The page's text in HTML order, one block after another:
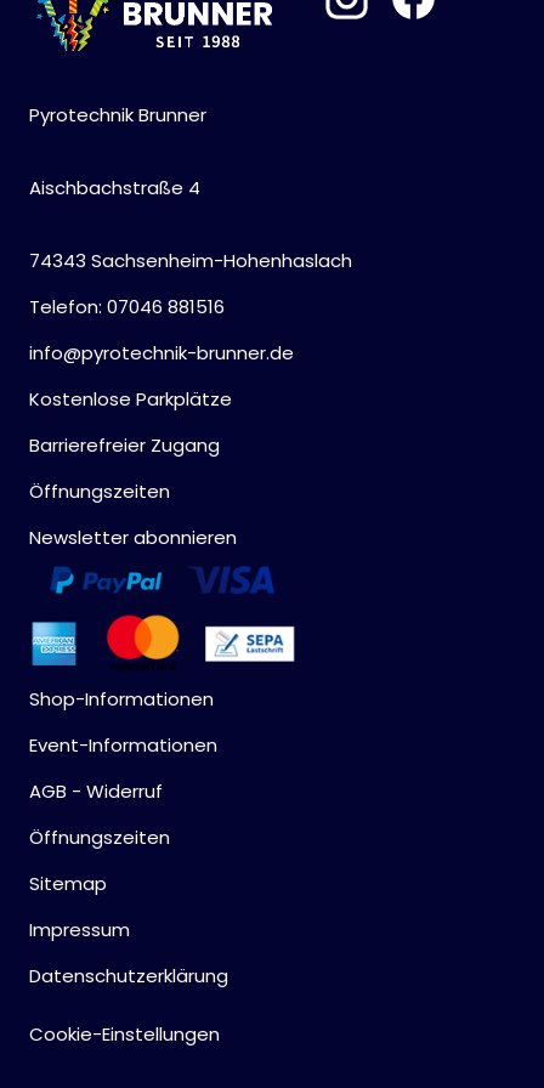
Pyrotechnik Brunner
Aischbachstraße 4
74343 Sachsenheim-Hohenhaslach
Telefon: 07046 881516
info@pyrotechnik-brunner.de
Kostenlose Parkplätze
Barrierefreier Zugang
Öffnungszeiten
Newsletter abonnieren
Shop-Informationen
Event-Informationen
AGB - Widerruf
Öffnungszeiten
Sitemap
Impressum
Datenschutzerklärung
Cookie-Einstellungen